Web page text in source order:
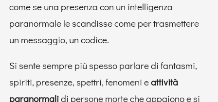
come se una presenza con un intelligenza
paranormale le scandisse come per trasmettere
un messaggio, un codice.
Si sente sempre più spesso parlare di fantasmi,
spiriti, presenze, spettri, fenomeni eattività
paranormalidi persone morte che appaiono e si